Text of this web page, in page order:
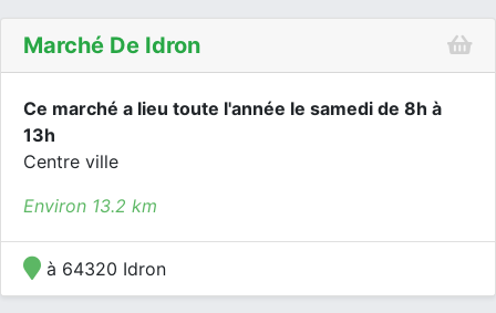
Marché De Idron
Ce marché a lieu toute l'année le samedi de 8h à
13h
Centre ville
Environ 13.2 km
à 64320 Idron